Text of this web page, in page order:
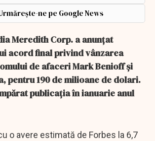
ne pe Google News
Meredith Corp. a anunţat
acord final privind vânzarea
de afaceri Mark Benioff şi
pentru 190 de milioane de dolari.
publicaţia în ianuarie anul
o avere estimată de Forbes la 6,7